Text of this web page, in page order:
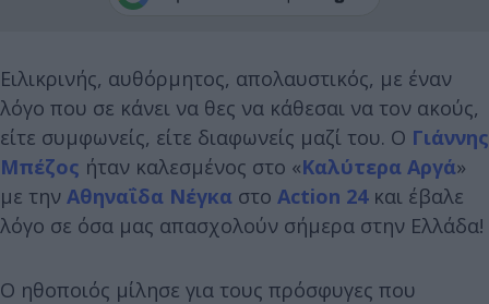
Ειλικρινής, αυθόρμητος, απολαυστικός, με έναν
λόγο που σε κάνει να θες να κάθεσαι να τον ακούς,
είτε συμφωνείς, είτε διαφωνείς μαζί του. Ο Γιάννης
Μπέζος ήταν καλεσμένος στο «Καλύτερα Αργά»
με την Αθηναΐδα Νέγκα στο Action 24και έβαλε
λόγο σε όσα μας απασχολούν σήμερα στην Ελλάδα!
Ο ηθοποιός μίλησε για τους πρόσφυγες που